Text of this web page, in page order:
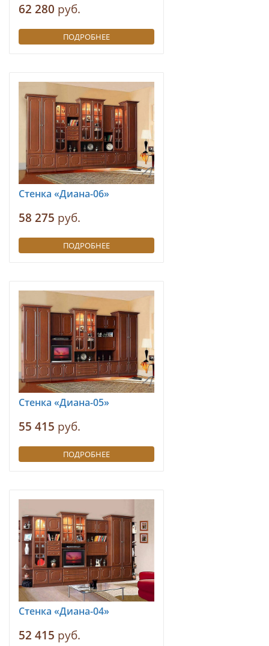
62 280 руб.
ПОДРОБНЕЕ
Стенка «Диана-06»
58 275 руб.
ПОДРОБНЕЕ
Стенка «Диана-05»
55 415 руб.
ПОДРОБНЕЕ
Стенка «Диана-04»
52 415 руб.